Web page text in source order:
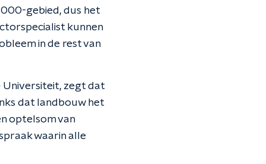
gebied, dus het
kunnen
in de rest van
Universiteit, zegt dat
dat landbouw het
optelsom van
waarin alle